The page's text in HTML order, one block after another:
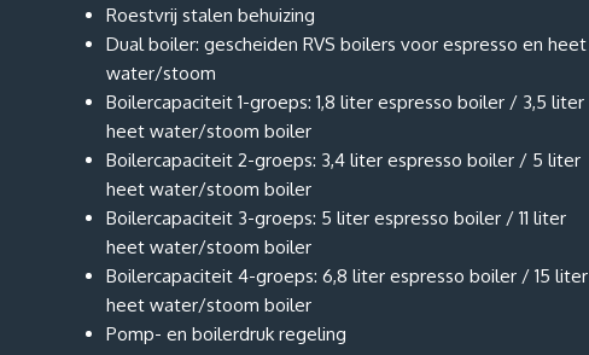
Roestvrij stalen behuizing
Dual boiler: gescheiden RVS boilers voor espresso en heet
water/stoom
Boilercapaciteit 1-groeps: 1,8 liter espresso boiler / 3,5 liter
heet water/stoom boiler
Boilercapaciteit 2-groeps: 3,4 liter espresso boiler / 5 liter
heet water/stoom boiler
Boilercapaciteit 3-groeps: 5 liter espresso boiler / 11 liter
heet water/stoom boiler
Boilercapaciteit 4-groeps: 6,8 liter espresso boiler / 15 liter
heet water/stoom boiler
Pomp- en boilerdruk regeling